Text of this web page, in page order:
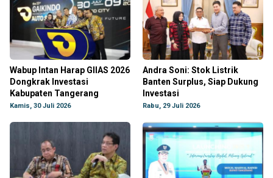
Wabup Intan Harap GIIAS 2026
Dongkrak Investasi
Kabupaten Tangerang
Kamis, 30 Juli 2026
Andra Soni: Stok Listrik
Banten Surplus, Siap Dukung
Investasi
Rabu, 29 Juli 2026